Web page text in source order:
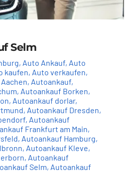
Selm
, Auto Ankauf, Auto
kaufen, Auto verkaufen,
, Autoankauf,
, Autoankauf Borken,
, Autoankauf dorlar,
, Autoankauf Dresden,
, Autoankauf
Frankfurt am Main,
, Autoankauf Hamburg,
, Autoankauf Kleve,
, Autoankauf
Selm, Autoankauf